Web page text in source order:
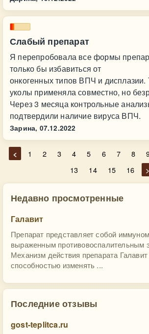
Слабый препарат
Я перепробовала все формы
только бы избавиться от
онкогенных типов ВПЧ и дисплазии.
уколы применяла совместно, но
Через 3 месяца контрольные
подтвердили наличие вируса ВПЧ.
Зарина, 07.12.2022
< 1 2 3 4 5 6 7 8
13
14 15 16 >
Недавно просмотренные
Галавит
Препарат представляет собой
выраженным противовоспалительным
Механизм действия препарата Галавит
способностью изменять ...
Последние отзывы
gost-teplitca.ru